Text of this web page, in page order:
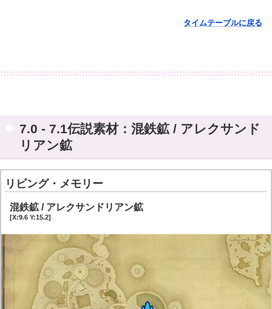
タイムテーブルに戻る
7.0 - 7.1伝説素材：混鉄鉱 / アレクサンド
リアン鉱
リビング・メモリー
混鉄鉱 / アレクサンドリアン鉱
[X:9.6 Y:15.2]